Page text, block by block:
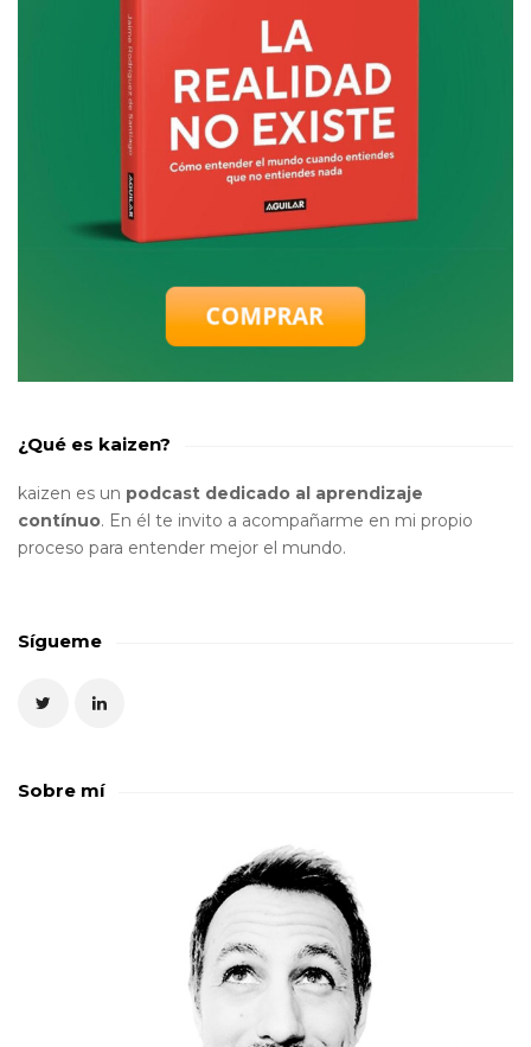
¿Qué es kaizen?
kaizen es un podcast dedicado al aprendizaje
contínuo. En él te invito a acompañarme en mi propio
proceso para entender mejor el mundo.
Sígueme
Sobre mí